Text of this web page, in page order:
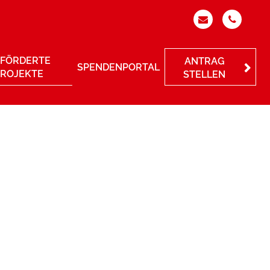
SPENDENPORTAL
ANTRAG
STELLEN